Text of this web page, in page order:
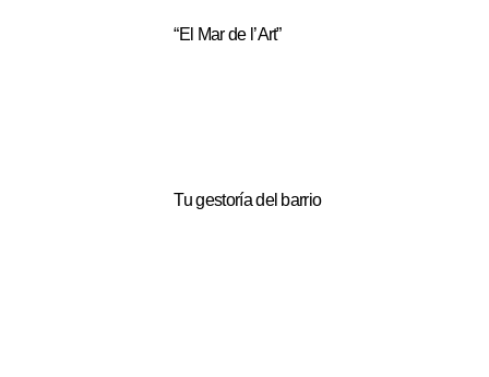
“El Mar de l’Art”
Tu gestoría del barrio